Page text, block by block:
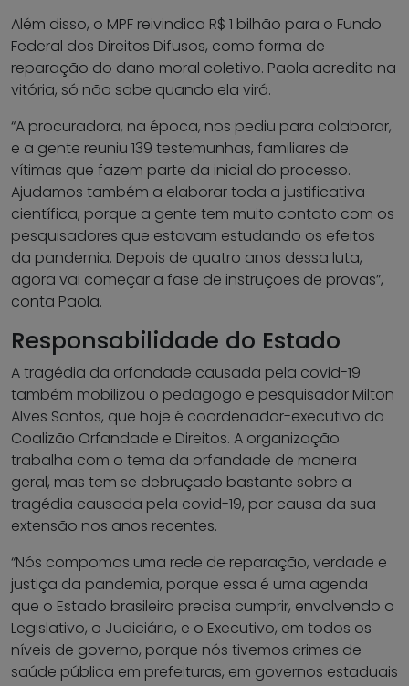
Além disso, o MPF reivindica R$ 1 bilhão para o Fundo
Federal dos Direitos Difusos, como forma de
reparação do dano moral coletivo. Paola acredita na
vitória, só não sabe quando ela virá.
“A procuradora, na época, nos pediu para colaborar,
e a gente reuniu 139 testemunhas, familiares de
vítimas que fazem parte da inicial do processo.
Ajudamos também a elaborar toda a justificativa
científica, porque a gente tem muito contato com os
pesquisadores que estavam estudando os efeitos
da pandemia. Depois de quatro anos dessa luta,
agora vai começar a fase de instruções de provas”,
conta Paola.
Responsabilidade do Estado
A tragédia da orfandade causada pela covid-19
também mobilizou o pedagogo e pesquisador Milton
Alves Santos, que hoje é coordenador-executivo da
Coalizão Orfandade e Direitos. A organização
trabalha com o tema da orfandade de maneira
geral, mas tem se debruçado bastante sobre a
tragédia causada pela covid-19, por causa da sua
extensão nos anos recentes.
“Nós compomos uma rede de reparação, verdade e
justiça da pandemia, porque essa é uma agenda
que o Estado brasileiro precisa cumprir, envolvendo o
Legislativo, o Judiciário, e o Executivo, em todos os
níveis de governo, porque nós tivemos crimes de
saúde pública em prefeituras, em governos estaduais